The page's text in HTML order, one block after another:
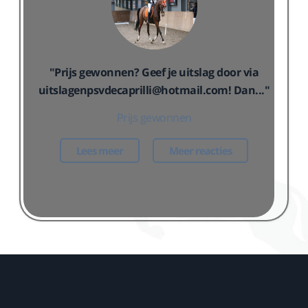
"Prijs gewonnen? Geef je uitslag door via
uitslagenpsvdecaprilli@hotmail.com! Dan..."
Prijs gewonnen
Lees meer Meer reacties